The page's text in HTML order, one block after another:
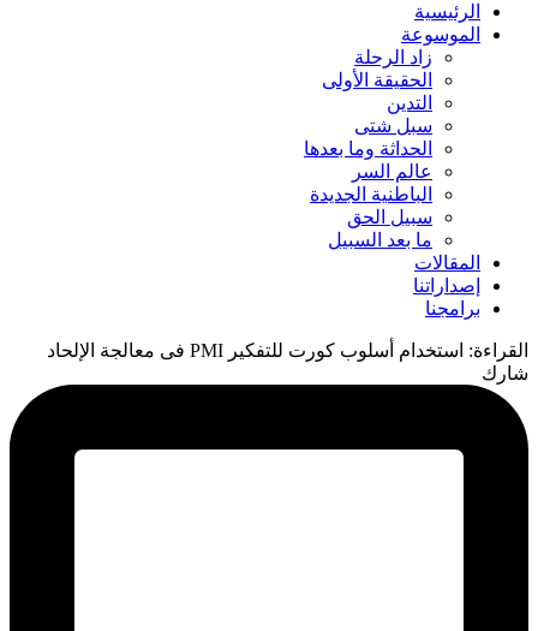
الرئيسية
الموسوعة
زاد الرحلة
الحقيقة الأولى
التدين
سبل شتى
الحداثة وما بعدها
عالم السر
الباطنية الجديدة
سبيل الحق
ما بعد السبيل
المقالات
إصداراتنا
برامجنا
القراءة: استخدام أسلوب كورت للتفكير PMI فى معالجة الإلحاد
شارك